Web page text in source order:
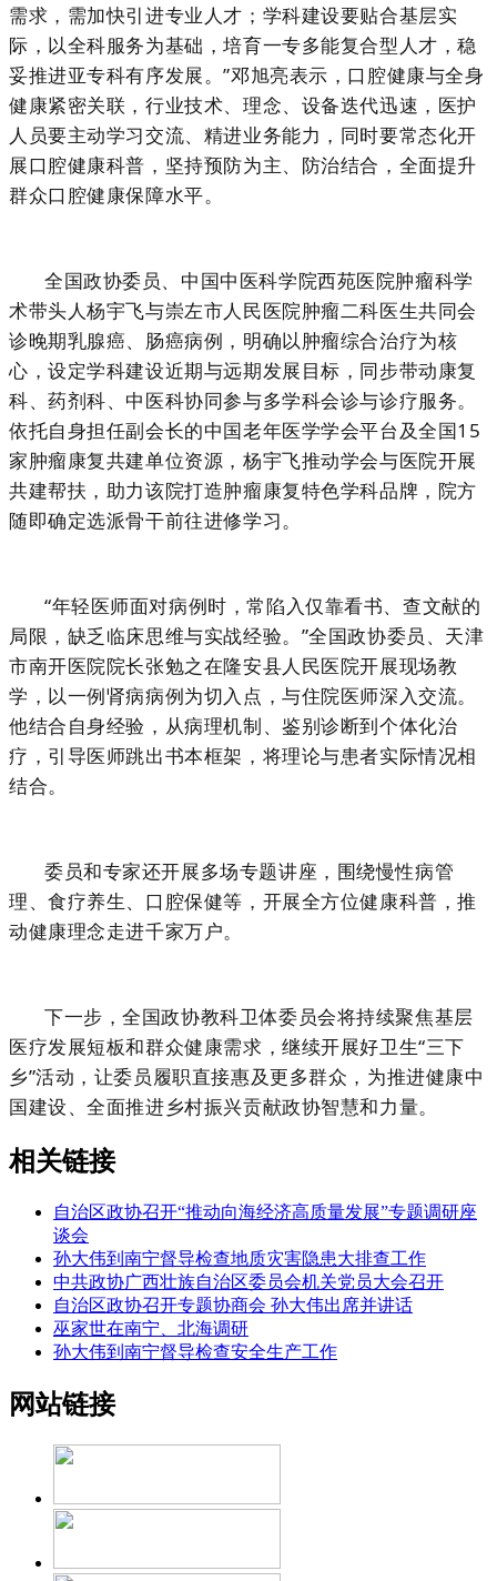
需求，需加快引进专业人才；学科建设要贴合基层实
际，以全科服务为基础，培育一专多能复合型人才，稳
妥推进亚专科有序发展。”邓旭亮表示，口腔健康与全身
健康紧密关联，行业技术、理念、设备迭代迅速，医护
人员要主动学习交流、精进业务能力，同时要常态化开
展口腔健康科普，坚持预防为主、防治结合，全面提升
群众口腔健康保障水平。
全国政协委员、中国中医科学院西苑医院肿瘤科学
术带头人杨宇飞与崇左市人民医院肿瘤二科医生共同会
诊晚期乳腺癌、肠癌病例，明确以肿瘤综合治疗为核
心，设定学科建设近期与远期发展目标，同步带动康复
科、药剂科、中医科协同参与多学科会诊与诊疗服务。
依托自身担任副会长的中国老年医学学会平台及全国15
家肿瘤康复共建单位资源，杨宇飞推动学会与医院开展
共建帮扶，助力该院打造肿瘤康复特色学科品牌，院方
随即确定选派骨干前往进修学习。
“年轻医师面对病例时，常陷入仅靠看书、查文献的
局限，缺乏临床思维与实战经验。”全国政协委员、天津
市南开医院院长张勉之在隆安县人民医院开展现场教
学，以一例肾病病例为切入点，与住院医师深入交流。
他结合自身经验，从病理机制、鉴别诊断到个体化治
疗，引导医师跳出书本框架，将理论与患者实际情况相
结合。
委员和专家还开展多场专题讲座，围绕慢性病管
理、食疗养生、口腔保健等，开展全方位健康科普，推
动健康理念走进千家万户。
下一步，全国政协教科卫体委员会将持续聚焦基层
医疗发展短板和群众健康需求，继续开展好卫生“三下
乡”活动，让委员履职直接惠及更多群众，为推进健康中
国建设、全面推进乡村振兴贡献政协智慧和力量。
相关链接
自治区政协召开“推动向海经济高质量发展”专题调研座
谈会
孙大伟到南宁督导检查地质灾害隐患大排查工作
中共政协广西壮族自治区委员会机关党员大会召开
自治区政协召开专题协商会 孙大伟出席并讲话
巫家世在南宁、北海调研
孙大伟到南宁督导检查安全生产工作
网站链接